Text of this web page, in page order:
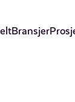
Bransjer